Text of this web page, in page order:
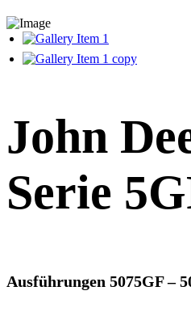
John
Serie
Ausführungen 5075GF –